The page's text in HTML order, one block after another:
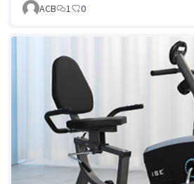
ACB
1 0